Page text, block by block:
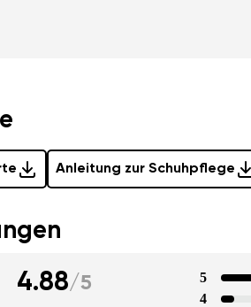
Anleitung zur Schuhpflege
4.88/5
5
4